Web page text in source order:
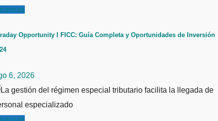
Opportunity I FICC: Guía Completa y Oportunidades de Inversión
6, 2026